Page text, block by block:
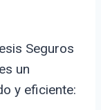
Seguros
un
y eficiente: